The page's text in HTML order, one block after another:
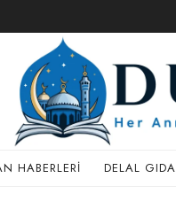
HABERLERI DELAL GIDA